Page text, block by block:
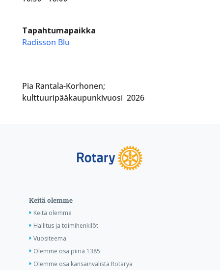
Tapahtumapaikka
Radisson Blu
Pia Rantala-Korhonen;
kulttuuripääkaupunkivuosi 2026
Keitä olemme
Keitä olemme
Hallitus ja toimihenkilöt
Vuositeema
Olemme osa piiriä 1385
Olemme osa kansainvälistä Rotarya